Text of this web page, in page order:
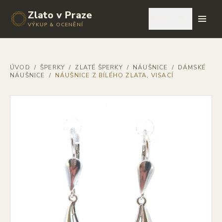
Zlato v Praze
VÝKUP & OCENĚNÍ
ÚVOD / ŠPERKY / ZLATÉ ŠPERKY / NÁUŠNICE / DÁMSKÉ
NÁUŠNICE
/ NÁUŠNICE Z BÍLÉHO ZLATA, VISACÍ